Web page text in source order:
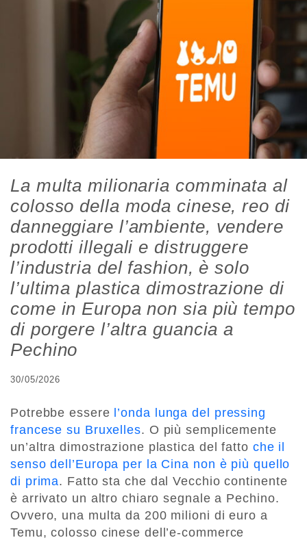
La multa milionaria comminata al
colosso della moda cinese, reo di
danneggiare l’ambiente, vendere
prodotti illegali e distruggere
l’industria del fashion, è solo
l’ultima plastica dimostrazione di
come in Europa non sia più tempo
di porgere l’altra guancia a
Pechino
30/05/2026
Potrebbe essere l’onda lunga del pressing
francese su Bruxelles. O più semplicemente
un’altra dimostrazione plastica del fatto che il
senso dell’Europa per la Cina non è più quello
di prima. Fatto sta che dal Vecchio continente
è arrivato un altro chiaro segnale a Pechino.
Ovvero, una multa da 200 milioni di euro a
Temu, colosso cinese dell’e-commerce